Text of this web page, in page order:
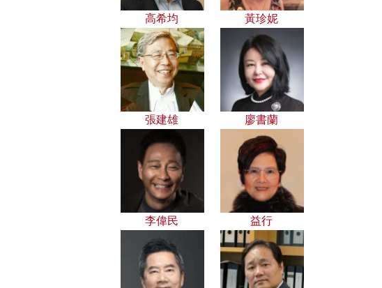
高希均 黃珍妮
張建雄 廖書蘭
李偉民 益行